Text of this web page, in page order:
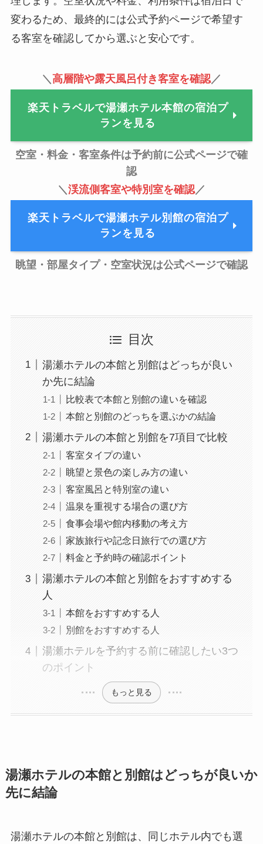
変わるため、最終的には公式予約ページで希望す
る客室を確認してから選ぶと安心です。
＼ 高層階や露天風呂付き客室を確認 ／
楽天トラベルで湯瀬ホテル本館の宿泊プ
ランを見る
空室・料金・客室条件は予約前に公式ページで確
認
＼ 渓流側客室や特別室を確認 ／
楽天トラベルで湯瀬ホテル別館の宿泊プ
ランを見る
眺望・部屋タイプ・空室状況は公式ページで確認
目次
湯瀬ホテルの本館と別館はどっちが良い
か先に結論
比較表で本館と別館の違いを確認
本館と別館のどっちを選ぶかの結論
湯瀬ホテルの本館と別館を7項目で比較
客室タイプの違い
眺望と景色の楽しみ方の違い
客室風呂と特別室の違い
温泉を重視する場合の選び方
食事会場や館内移動の考え方
家族旅行や記念日旅行での選び方
料金と予約時の確認ポイント
湯瀬ホテルの本館と別館をおすすめする
人
本館をおすすめする人
別館をおすすめする人
湯瀬ホテルを予約する前に確認したい3つ
のポイント
もっと見る
湯瀬ホテルの本館と別館はどっちが良いか
先に結論
湯瀬ホテルの本館と別館は、同じホテル内でも選